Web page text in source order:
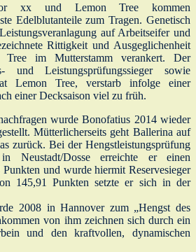
xx und Lemon Tree kommen
Edelblutanteile zum Tragen. Genetisch
auf Arbeitseifer und
Rittigkeit und Ausgeglichenheit
im Mutterstamm verankert. Der
und Leistungsprüfungssieger sowie
Lemon Tree, verstarb infolge einer
einer Decksaison viel zu früh.
wurde Bonofatius 2014 wieder
Mütterlicherseits geht Ballerina auf
zurück. Bei der Hengstleistungsprüfung
Neustadt/Dosse erreichte er einen
und wurde hiermit Reservesieger
145,91 Punkten setzte er sich in der
2008 in Hannover zum „Hengst des
von ihm zeichnen sich durch ein
und den kraftvollen, dynamischen